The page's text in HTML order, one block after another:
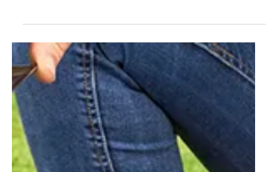
akkumulátoros szerszámgépek az elmúlt években óriási
fejlődésen mentek keresztül, így ma már számos felhasználási
területen felveszik a versenyt a vezetékes modellekkel. A
korszerű Li-ion technológia, a nagyobb kapacitású akkumulátorok
és az egységes akkumulátor-platformok révén egyre többen
választjá